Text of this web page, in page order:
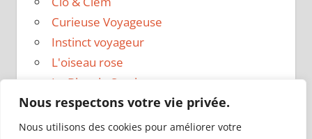
Nous respectons votre vie privée.
Nous utilisons des cookies pour améliorer votre
Curieuse Voyageuse
Instinct voyageur
L'oiseau rose
Le Blog de Sarah
Le sac a dos
Madame Oreille